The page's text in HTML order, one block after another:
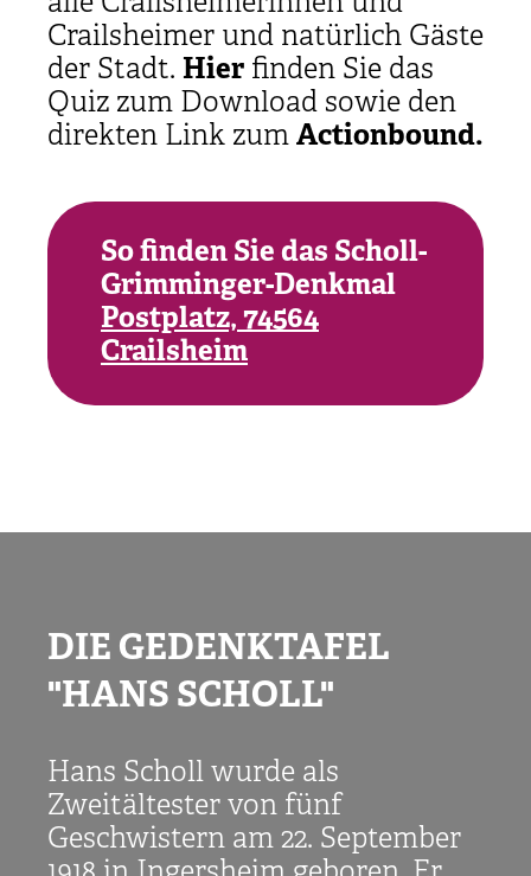
Crailsheimer und natürlich Gäste
der Stadt. Hier finden Sie das
Quiz zum Download sowie den
direkten Link zum Actionbound.
So finden Sie das Scholl-
Grimminger-Denkmal
Postplatz, 74564
Crailsheim
DIE GEDENKTAFEL
"HANS SCHOLL"
Hans Scholl wurde als
Zweitältester von fünf
Geschwistern am 22. September